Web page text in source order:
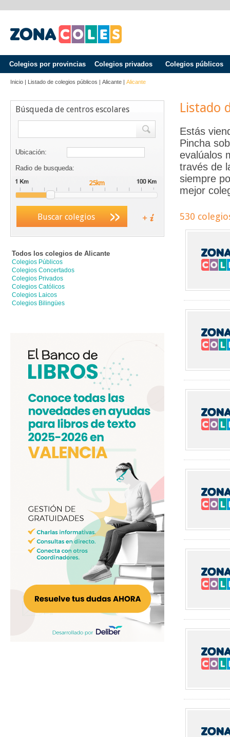
Colegios por provincias Colegios privados Colegios públicos
Inicio | Listado de colegios públicos | Alicante | Alicante
Búsqueda de centros escolares
Ubicación:
Radio de busqueda:
Buscar colegios
Todos los colegios de Alicante
Colegios Públicos
Colegios Concertados
Colegios Privados
Colegios Católicos
Colegios Laicos
Colegios Bilingües
Listado
Estás
Pincha
evalúalos
través de
siempre
mejor
530